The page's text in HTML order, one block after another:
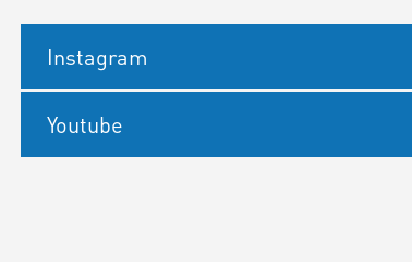
Instagram
Youtube